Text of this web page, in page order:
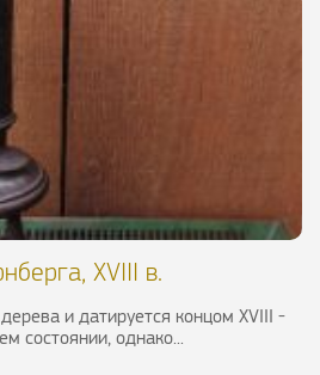
XVIII в.
и датируется концом XVIII -
состоянии, однако...